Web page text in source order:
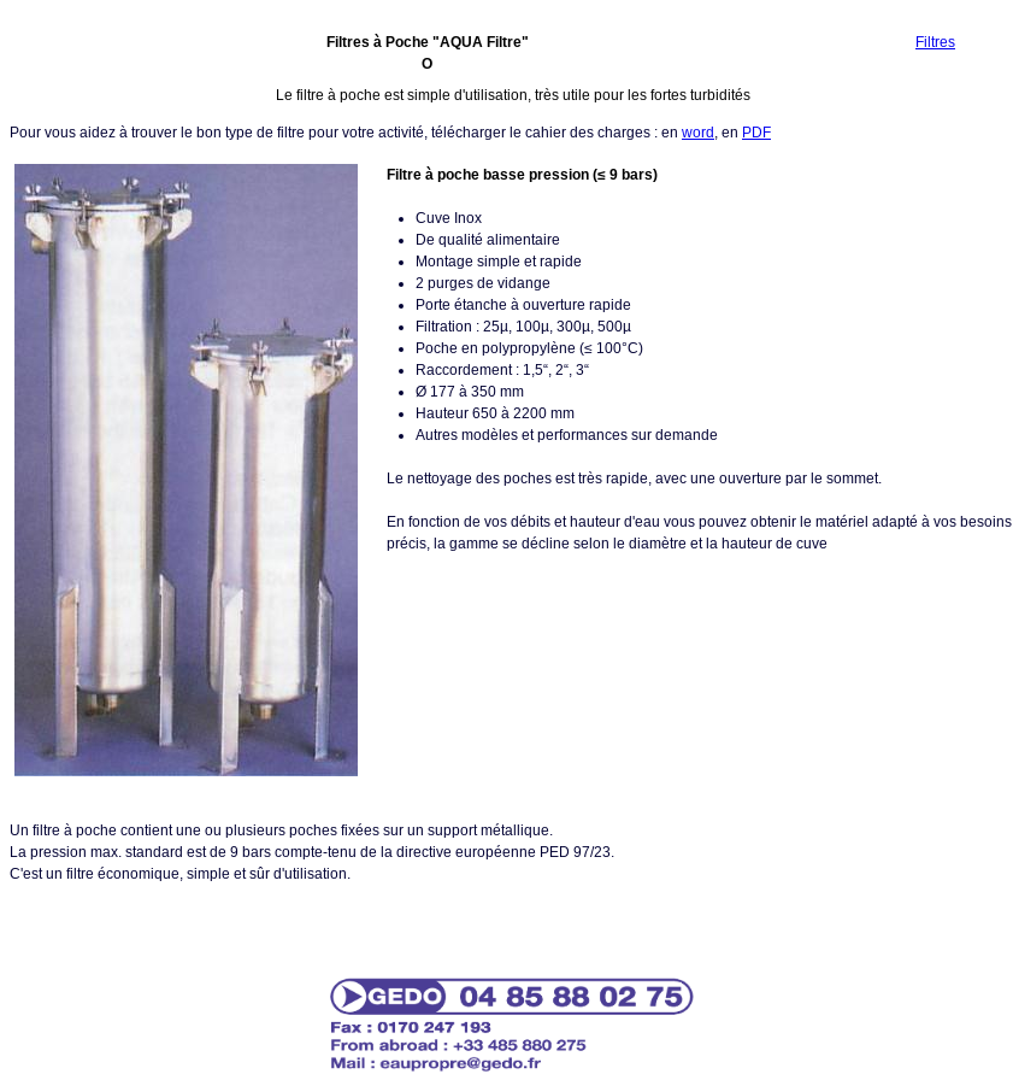
Filtres à Poche "AQUA Filtre"
O
Filtres
Le filtre à poche est simple d'utilisation, très utile pour les fortes turbidités
Pour vous aidez à trouver le bon type de filtre pour votre activité, télécharger le cahier des charges : en word , en PDF
Filtre à poche basse pression (≤ 9 bars)
Cuve Inox
De qualité alimentaire
Montage simple et rapide
2 purges de vidange
Porte étanche à ouverture rapide
Filtration : 25µ, 100µ, 300µ, 500µ
Poche en polypropylène (≤ 100°C)
Raccordement : 1,5“, 2“, 3“
Ø 177 à 350 mm
Hauteur 650 à 2200 mm
Autres modèles et performances sur demande
Le nettoyage des poches est très rapide, avec une ouverture par le sommet.
En fonction de vos débits et hauteur d'eau vous pouvez obtenir le matériel adapté à vos besoins
précis, la gamme se décline selon le diamètre et la hauteur de cuve
Un filtre à poche contient une ou plusieurs poches fixées sur un support métallique.
La pression max. standard est de 9 bars compte-tenu de la directive européenne PED 97/23.
C'est un filtre économique, simple et sûr d'utilisation.